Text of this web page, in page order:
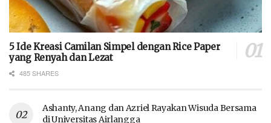
5 Ide Kreasi Camilan Simpel dengan Rice Paper
yang Renyah dan Lezat
485 SHARES
Ashanty, Anang dan Azriel Rayakan Wisuda Bersama
di Universitas Airlangga